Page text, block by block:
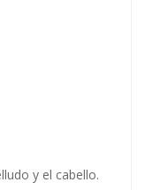
y el cabello.